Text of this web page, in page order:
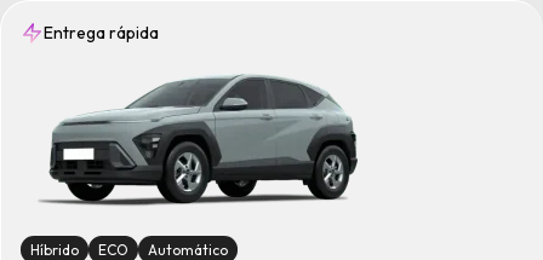
Entrega rápida
Híbrido ECO Automático